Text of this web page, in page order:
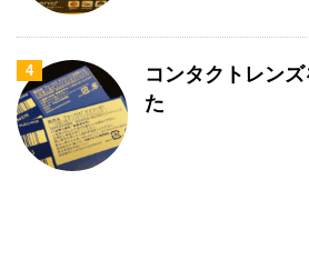
4
コンタクトレン
た